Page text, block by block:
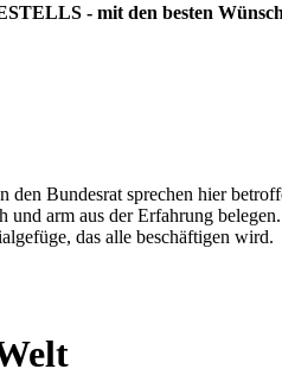
- mit den besten
Bundesrat sprechen hier
arm aus der Erfahrung
das alle beschäftigen wird.